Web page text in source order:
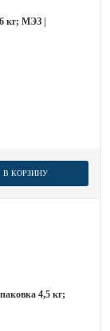
кг; МЭЗ |
В КОРЗИНУ
4,5 кг;